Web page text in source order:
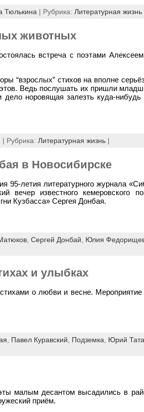
Тюлькина | Рубрика: Литературная жизнь
животных
встреча с поэтами
“взрослых” стихов на вполне
Ведь послушать их пришли
норовящая залезть куда-нибудь
| Рубрика: Литературная жизнь|
в Новосибирске
95-летия литературного журнала
вечер известного кемеровского
Кузбасса» Сергея Донбая.
, Сергей Донбай Юлия
и улыбках
о любви и весне. Мероприятие
Павел Куравский Подземка Юрий
малым десантом высадились в
приём.